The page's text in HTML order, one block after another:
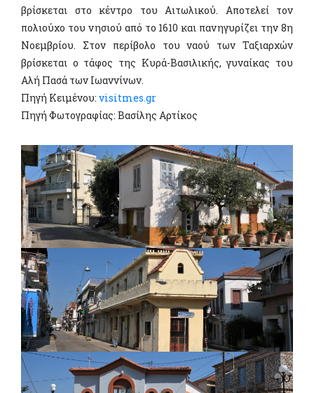
βρίσκεται στο κέντρο του Αιτωλικού. Αποτελεί τον
πολιούχο του νησιού από το 1610 και πανηγυρίζει την 8η
Νοεμβρίου. Στον περίβολο του ναού των Ταξιαρχών
βρίσκεται ο τάφος της Κυρά-Βασιλικής, γυναίκας του
Αλή Πασά των Ιωαννίνων.
Πηγή Kειμένου: visitmes.gr
Πηγή Φωτογραφίας: Βασίλης Αρτίκος